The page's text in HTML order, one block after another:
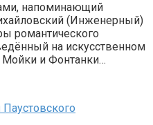
напоминающий
(Инженерный)
романтического
на искусственном
Мойки и Фонтанки…